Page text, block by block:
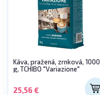
Káva, pražená, zrnková, 1000
g, TCHIBO "Variazione"
25,56 €